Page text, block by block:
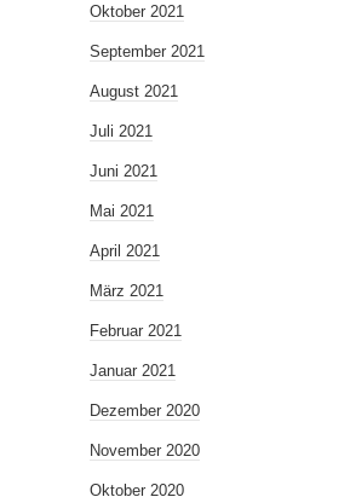
Oktober 2021
September 2021
August 2021
Juli 2021
Juni 2021
Mai 2021
April 2021
März 2021
Februar 2021
Januar 2021
Dezember 2020
November 2020
Oktober 2020